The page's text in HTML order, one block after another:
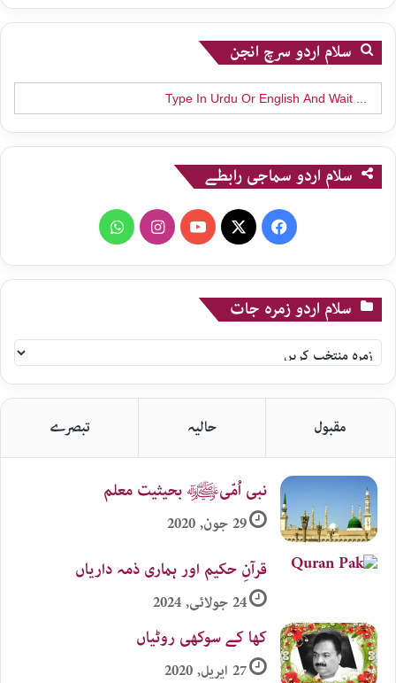
سلام اردو سرچ انجن
Search
for:
سلام اردو سماجی رابطے
Facebook
YouTube
Instagram
WhatsApp
سلام اردو زمرہ جات
سلام
اردو
زمرہ
جات
مقبول حالیہ تبصرے
نبی اُمّیﷺ بحیثیت معلم
29 جون, 2020
قرآنِ حکیم اور ہماری ذمہ داریاں
24 جولائی, 2024
کھا کے سوکھی روٹیاں
27 اپریل, 2020